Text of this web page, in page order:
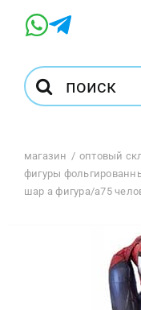
Результат
поиска:
Магазин
Оптовый
магазин оптовый
фигуры
шар а фигура/а75